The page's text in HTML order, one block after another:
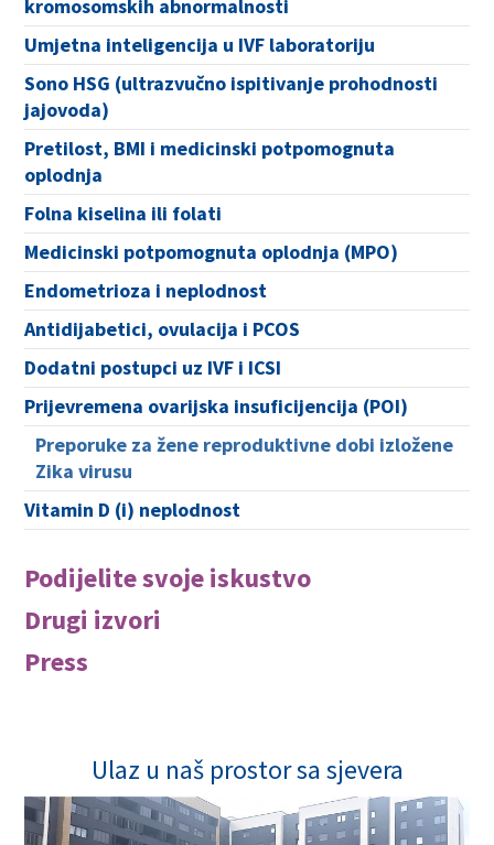
kromosomskih abnormalnosti
Umjetna inteligencija u IVF laboratoriju
Sono HSG (ultrazvučno ispitivanje prohodnosti
jajovoda)
Pretilost, BMI i medicinski potpomognuta
oplodnja
Folna kiselina ili folati
Medicinski potpomognuta oplodnja (MPO)
Endometrioza i neplodnost
Antidijabetici, ovulacija i PCOS
Dodatni postupci uz IVF i ICSI
Prijevremena ovarijska insuficijencija (POI)
Preporuke za žene reproduktivne dobi izložene
Zika virusu
Vitamin D (i) neplodnost
Podijelite svoje iskustvo
Drugi izvori
Press
Ulaz u naš prostor sa sjevera